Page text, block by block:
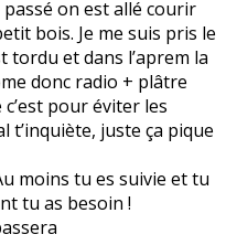
on est allé courir
bois. Je me suis pris le
tordu et dans l’aprem la
donc radio + plâtre
pour éviter les
t’inquiète, juste ça pique
moins tu es suivie et tu
tu as besoin !